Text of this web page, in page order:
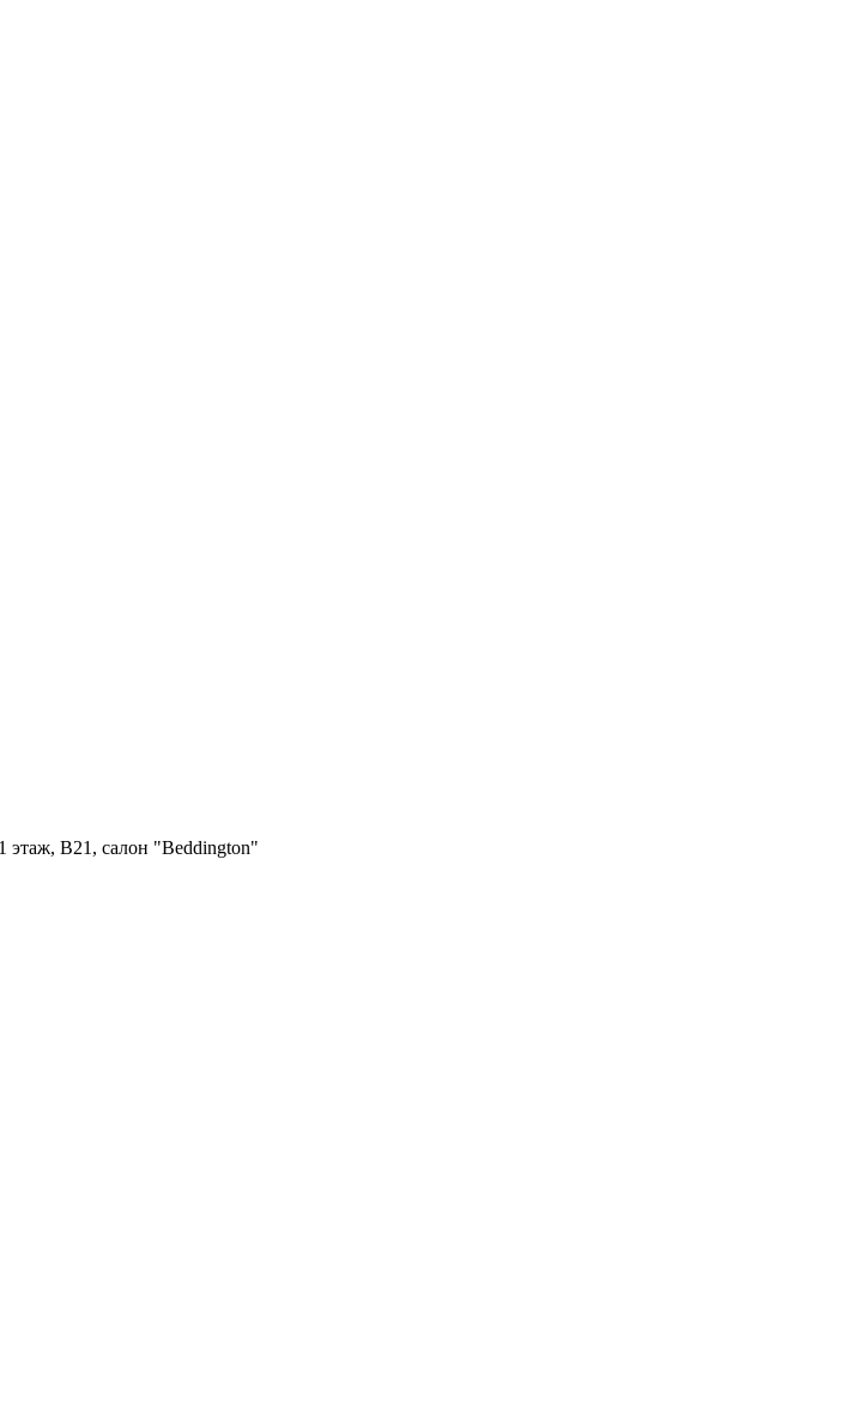
B21, салон "Beddington"